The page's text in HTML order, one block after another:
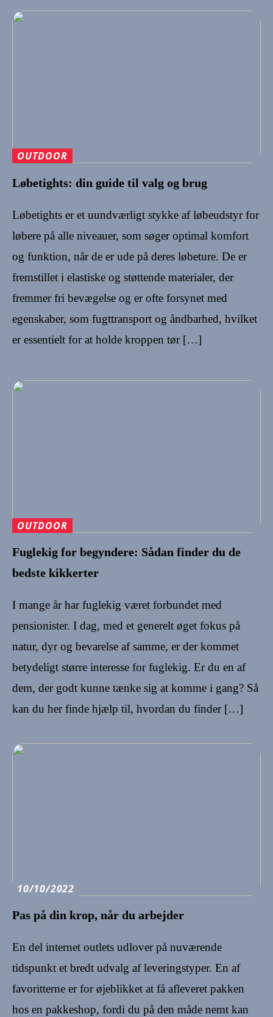
OUTDOOR
Løbetights: din guide til valg og brug
Løbetights er et uundværligt stykke af løbeudstyr for
løbere på alle niveauer, som søger optimal komfort
og funktion, når de er ude på deres løbeture. De er
fremstillet i elastiske og støttende materialer, der
fremmer fri bevægelse og er ofte forsynet med
egenskaber, som fugttransport og åndbarhed, hvilket
er essentielt for at holde kroppen tør […]
OUTDOOR
Fuglekig for begyndere: Sådan finder du de
bedste kikkerter
I mange år har fuglekig været forbundet med
pensionister. I dag, med et generelt øget fokus på
natur, dyr og bevarelse af samme, er der kommet
betydeligt større interesse for fuglekig. Er du en af
dem, der godt kunne tænke sig at komme i gang? Så
kan du her finde hjælp til, hvordan du finder […]
10/10/2022
Pas på din krop, når du arbejder
En del internet outlets udlover på nuværende
tidspunkt et bredt udvalg af leveringstyper. En af
favoritterne er for øjeblikket at få afleveret pakken
hos en pakkeshop, fordi du på den måde nemt kan